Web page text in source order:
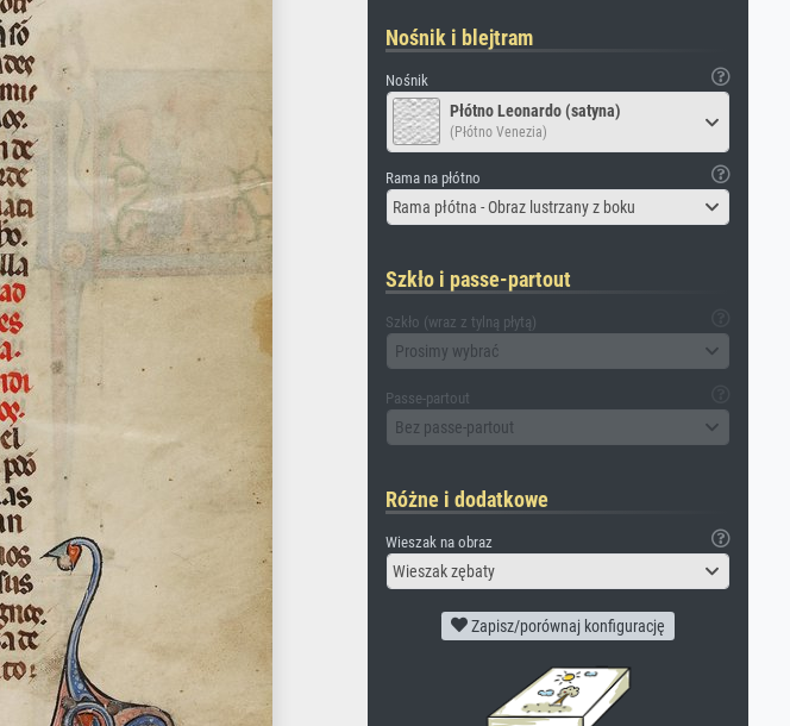
Nośnik i blejtram
Nośnik
Płótno Leonardo (satyna)
(Płótno Venezia)
Rama na płótno
Rama płótna - Obraz lustrzany z boku
Szkło i passe-partout
Szkło (wraz z tylną płytą)
Prosimy wybrać
Passe-partout
Bez passe-partout
Różne i dodatkowe
Wieszak na obraz
Wieszak zębaty
Zapisz/porównaj konfigurację